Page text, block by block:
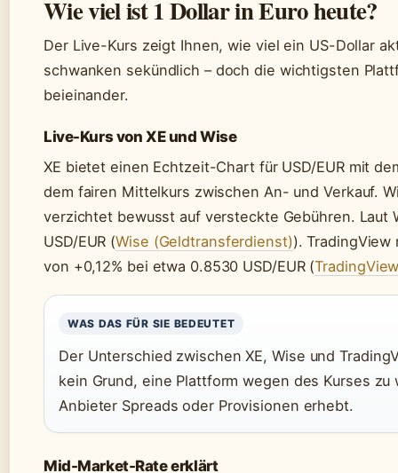
Wie viel ist 1 Dollar in Euro heute?
Der Live-Kurs zeigt Ihnen, wie viel ein US-Dollar
schwanken sekündlich – doch die wichtigsten
beieinander.
Live-Kurs von XE und Wise
XE bietet einen Echtzeit-Chart für USD/EUR mit
dem fairen Mittelkurs zwischen An- und Verkauf.
verzichtet bewusst auf versteckte Gebühren. Laut
USD/EUR (Wise (Geldtransferdienst)).
von +0,12% bei etwa 0.8530 USD/EUR (
WAS DAS FÜR SIE BEDEUTET
Der Unterschied zwischen XE, Wise und
kein Grund, eine Plattform wegen des Kurses
Anbieter Spreads oder Provisionen erhebt.
Mid-Market-Rate erklärt